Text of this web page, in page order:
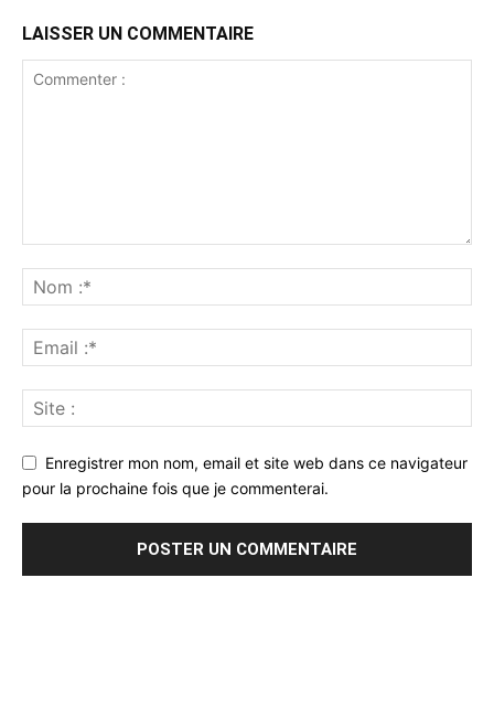
LAISSER UN COMMENTAIRE
Enregistrer mon nom, email et site web dans ce navigateur
pour la prochaine fois que je commenterai.